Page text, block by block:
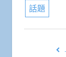
話題